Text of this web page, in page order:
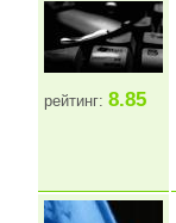
рейтинг: 8.85